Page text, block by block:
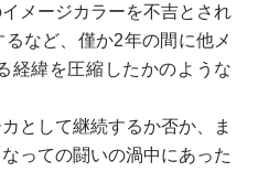
メージカラーを不吉とされ
など、僅か2年の間に他メ
経緯を圧縮したかのような
として継続するか否か、ま
っての闘いの渦中にあった